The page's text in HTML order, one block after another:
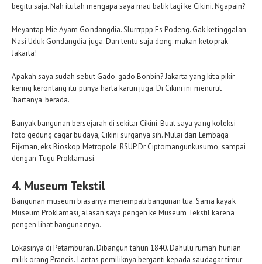
begitu saja. Nah itulah mengapa saya mau balik lagi ke Cikini. Ngapain?
Meyantap Mie Ayam Gondangdia. Slurrrppp Es Podeng. Gak ketinggalan
Nasi Uduk Gondangdia juga. Dan tentu saja dong: makan ketoprak
Jakarta!
Apakah saya sudah sebut Gado-gado Bonbin? Jakarta yang kita pikir
kering kerontang itu punya harta karun juga. Di Cikini ini menurut
'hartanya' berada.
Banyak bangunan bersejarah di sekitar Cikini. Buat saya yang koleksi
foto gedung cagar budaya, Cikini surganya sih. Mulai dari Lembaga
Eijkman, eks Bioskop Metropole, RSUP Dr Ciptomangunkusumo, sampai
dengan Tugu Proklamasi.
4. Museum Tekstil
Bangunan museum biasanya menempati bangunan tua. Sama kayak
Museum Proklamasi, alasan saya pengen ke Museum Tekstil karena
pengen lihat bangunannya.
Lokasinya di Petamburan. Dibangun tahun 1840. Dahulu rumah hunian
milik orang Prancis. Lantas pemiliknya berganti kepada saudagar timur